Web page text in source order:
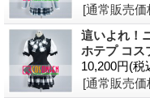
[通常販売価
這いよれ！
ホテプ コス
10,200円(税
[通常販売価